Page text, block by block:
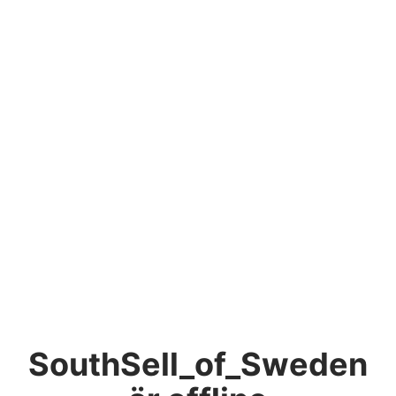
SouthSell_of_Sweden